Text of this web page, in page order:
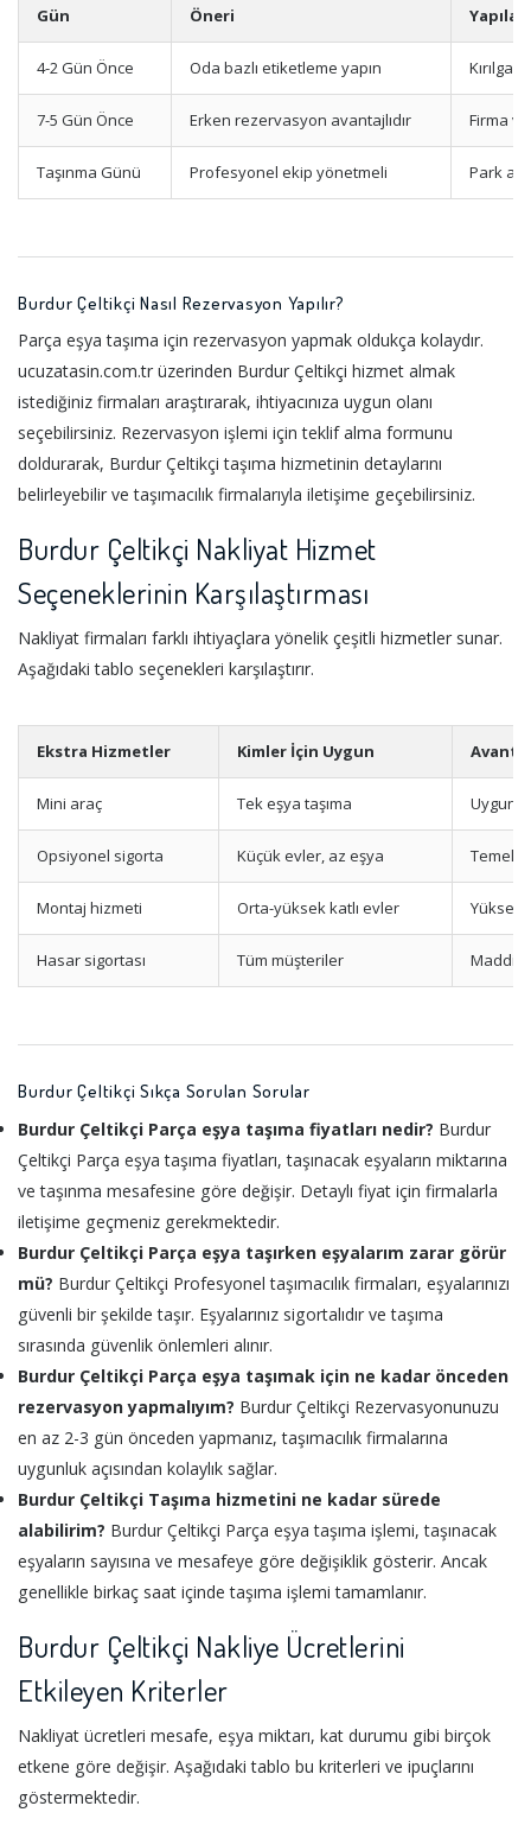
Gün Öneri
4-2 Gün Önce Oda bazlı etiketleme yapın
7-5 Gün Önce Erken rezervasyon avantajlıdır Firma
Taşınma Günü Profesyonel ekip yönetmeli Park
Burdur Çeltikçi Nasıl Rezervasyon Yapılır?
Parça eşya taşıma için rezervasyon yapmak oldukça kolaydır.
ucuzatasin.com.tr üzerinden Burdur Çeltikçi hizmet almak
istediğiniz firmaları araştırarak, ihtiyacınıza uygun olanı
seçebilirsiniz. Rezervasyon işlemi için teklif alma formunu
doldurarak, Burdur Çeltikçi taşıma hizmetinin detaylarını
belirleyebilir ve taşımacılık firmalarıyla iletişime geçebilirsiniz.
Burdur Çeltikçi Nakliyat Hizmet
Seçeneklerinin Karşılaştırması
Nakliyat firmaları farklı ihtiyaçlara yönelik çeşitli hizmetler sunar.
Aşağıdaki tablo seçenekleri karşılaştırır.
Ekstra Hizmetler Kimler İçin Uygun Avantaj
Mini araç Tek eşya taşıma Uygun
Opsiyonel sigorta Küçük evler, az eşya Temel
Montaj hizmeti Orta-yüksek katlı evler Yüksek
Hasar sigortası Tüm müşteriler Maddi
Burdur Çeltikçi Sıkça Sorulan Sorular
Burdur Çeltikçi Parça eşya taşıma fiyatları nedir? Burdur
Çeltikçi Parça eşya taşıma fiyatları, taşınacak eşyaların miktarına
ve taşınma mesafesine göre değişir. Detaylı fiyat için firmalarla
iletişime geçmeniz gerekmektedir.
Burdur Çeltikçi Parça eşya taşırken eşyalarım zarar görür
mü? Burdur Çeltikçi Profesyonel taşımacılık firmaları, eşyalarınızı
güvenli bir şekilde taşır. Eşyalarınız sigortalıdır ve taşıma
sırasında güvenlik önlemleri alınır.
Burdur Çeltikçi Parça eşya taşımak için ne kadar önceden
rezervasyon yapmalıyım? Burdur Çeltikçi Rezervasyonunuzu
en az 2-3 gün önceden yapmanız, taşımacılık firmalarına
uygunluk açısından kolaylık sağlar.
Burdur Çeltikçi Taşıma hizmetini ne kadar sürede
alabilirim? Burdur Çeltikçi Parça eşya taşıma işlemi, taşınacak
eşyaların sayısına ve mesafeye göre değişiklik gösterir. Ancak
genellikle birkaç saat içinde taşıma işlemi tamamlanır.
Burdur Çeltikçi Nakliye Ücretlerini
Etkileyen Kriterler
Nakliyat ücretleri mesafe, eşya miktarı, kat durumu gibi birçok
etkene göre değişir. Aşağıdaki tablo bu kriterleri ve ipuçlarını
göstermektedir.